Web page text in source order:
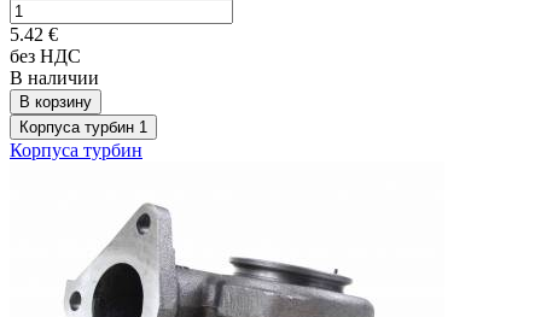
5.42 €
без НДС
В наличии
В корзину
Корпуса турбин 1
Корпуса турбин